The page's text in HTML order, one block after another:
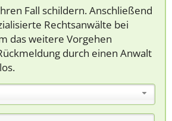
Fall schildern. Anschließend
Rechtsanwälte bei
das weitere Vorgehen
durch einen Anwalt